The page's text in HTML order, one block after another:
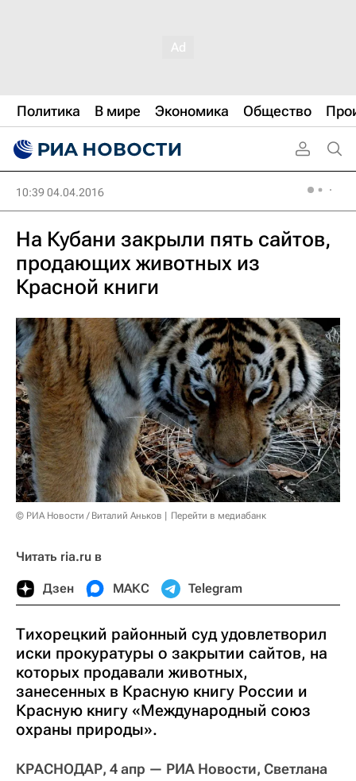
Политика В мире Экономика Общество
10:39 04.04.2016
На Кубани закрыли пять сайтов,
продающих животных из
Красной книги
© РИА Новости / Виталий Аньков Перейти в медиабанк
Читать ria.ru в
Дзен МАКС Telegram
Тихорецкий районный суд удовлетворил
иски прокуратуры о закрытии сайтов, на
которых продавали животных,
занесенных в Красную книгу России и
Красную книгу «Международный союз
охраны природы».
КРАСНОДАР, 4 апр — РИА Новости, Светлана